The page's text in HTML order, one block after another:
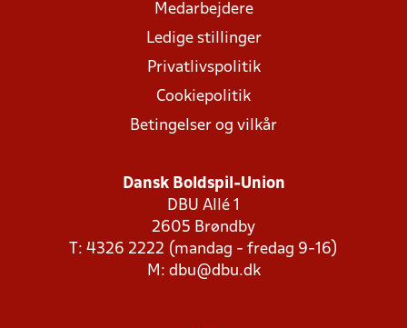
Medarbejdere
Ledige stillinger
Privatlivspolitik
Cookiepolitik
Betingelser og vilkår
Dansk Boldspil-Union
DBU Allé 1
2605 Brøndby
T: 4326 2222 (mandag - fredag 9-16)
M: dbu@dbu.dk